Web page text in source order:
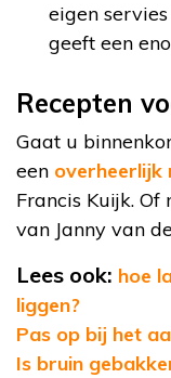
eigen
geeft een
Recepten
Gaat u
een overheerlijk
Francis Kuijk.
van Janny van
Lees ook: hoe
liggen?
Pas op bij het
Is bruin